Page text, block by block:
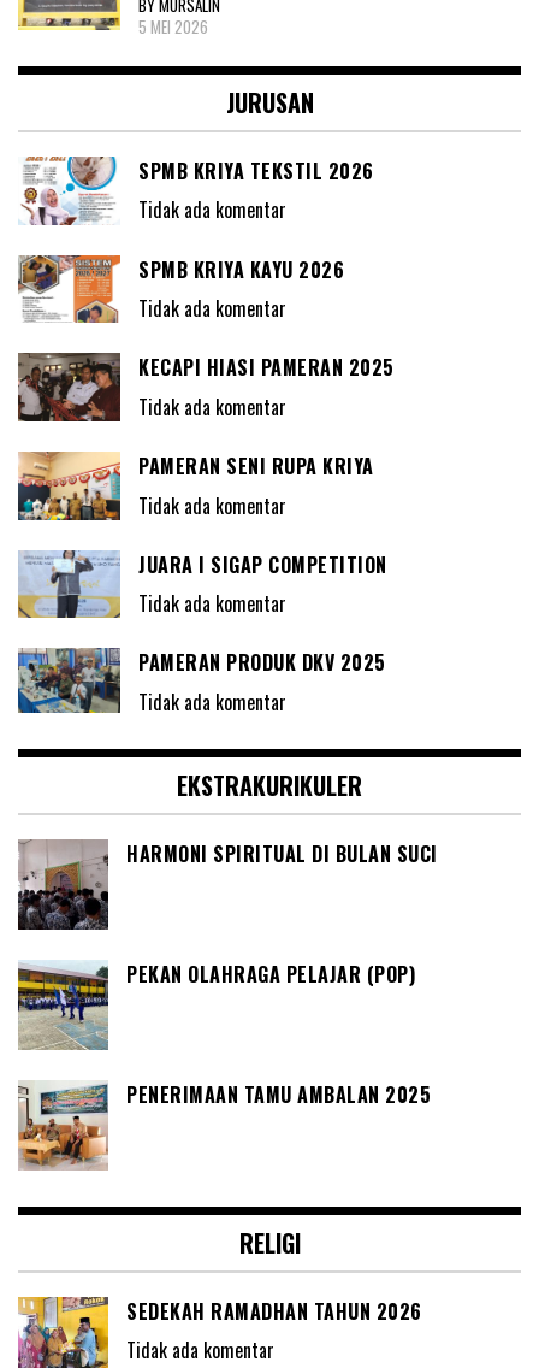
5 MEI 2026
JURUSAN
SPMB KRIYA TEKSTIL 2026
Tidak ada komentar
SPMB KRIYA KAYU 2026
Tidak ada komentar
KECAPI HIASI PAMERAN 2025
Tidak ada komentar
PAMERAN SENI RUPA KRIYA
Tidak ada komentar
JUARA I SIGAP COMPETITION
Tidak ada komentar
PAMERAN PRODUK DKV 2025
Tidak ada komentar
EKSTRAKURIKULER
HARMONI SPIRITUAL DI BULAN SUCI
PEKAN OLAHRAGA PELAJAR (POP)
PENERIMAAN TAMU AMBALAN 2025
RELIGI
SEDEKAH RAMADHAN TAHUN 2026
Tidak ada komentar